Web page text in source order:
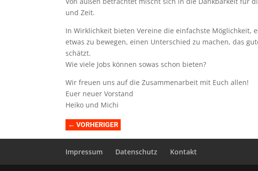
und Zeit.
In Wirklichkeit bieten Vereine die einfachste
etwas zu bewegen, einen Unterschied zu machen, das
schätzt.
Wie viele Jobs können sowas schon bieten?
Wir freuen uns auf die Zusammenarbeit mit Euch allen!
Euer neuer Vorstand
Heiko und Michi
←VORHERIGER
Impressum Datenschutz Kontakt